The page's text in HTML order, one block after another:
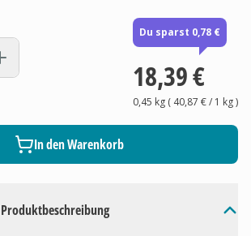
Produktbeschreibung
Du sparst 0,78 €
18,39 €
0,45 kg( 40,87 €/ 1 kg)
In den Warenkorb